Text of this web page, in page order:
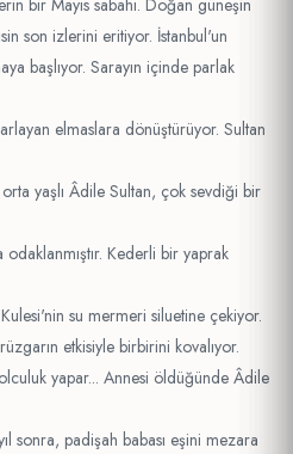
bir Mayıs sabahı. Doğan güneşin
son izlerini eritiyor. İstanbul'un
başlıyor. Sarayın içinde parlak
elmaslara dönüştürüyor. Sultan
yaşlı Âdile Sultan, çok sevdiği bir
odaklanmıştır. Kederli bir yaprak
su mermeri siluetine çekiyor.
etkisiyle birbirini kovalıyor.
yapar... Annesi öldüğünde Âdile
sonra, padişah babası eşini mezara